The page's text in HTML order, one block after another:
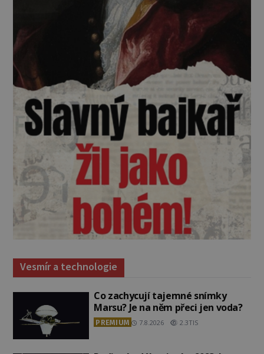
Vesmír a technologie
Co zachycují tajemné snímky
Marsu? Je na něm přeci jen voda?
PREMIUM 7.8.2026 2.3TIS